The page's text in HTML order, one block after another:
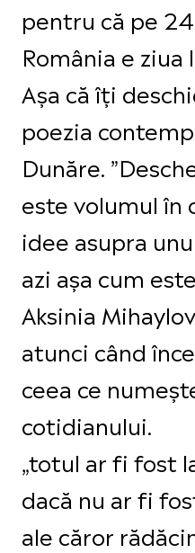
pentru că pe
România e
Așa că îți
poezia
Dunăre.
este volumul în
idee asupra
azi așa cum
Aksinia
atunci când
ceea ce
cotidianului.
„totul ar fi fost
dacă nu ar fi
ale căror